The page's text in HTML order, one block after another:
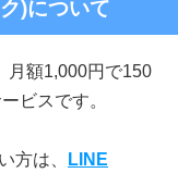
)について
月額1,000円で150
ビスです。
方は、
LINE